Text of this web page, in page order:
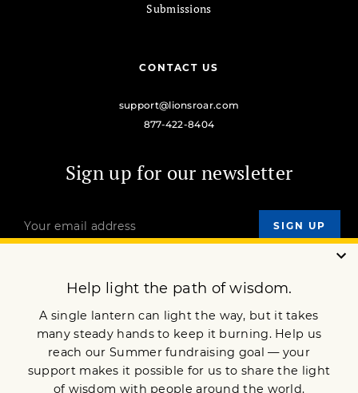
Submissions
CONTACT US
support@lionsroar.com
877-422-8404
Sign up for our newsletter
OUR MISSION
DONATE
JOIN NOW